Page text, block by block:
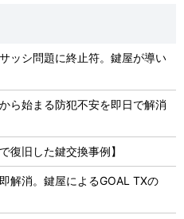
ッシ問題に終止符。鍵屋が導い
ら始まる防犯不安を即日で解消
復旧した鍵交換事例】
解消。鍵屋によるGOAL TXの